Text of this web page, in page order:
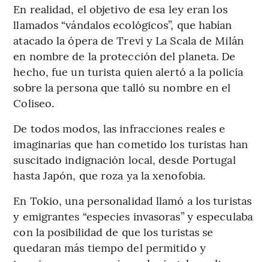
En realidad, el objetivo de esa ley eran los
llamados “vándalos ecológicos”, que habían
atacado la ópera de Trevi y La Scala de Milán
en nombre de la protección del planeta. De
hecho, fue un turista quien alertó a la policía
sobre la persona que talló su nombre en el
Coliseo.
De todos modos, las infracciones reales e
imaginarias que han cometido los turistas han
suscitado indignación local, desde Portugal
hasta Japón, que roza ya la xenofobia.
En Tokio, una personalidad llamó a los turistas
y emigrantes “especies invasoras” y especulaba
con la posibilidad de que los turistas se
quedaran más tiempo del permitido y